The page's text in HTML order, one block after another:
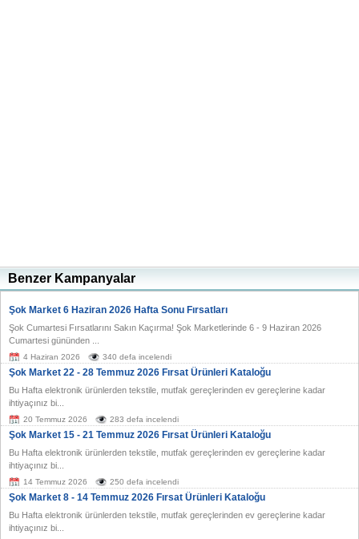
Benzer Kampanyalar
Şok Market 6 Haziran 2026 Hafta Sonu Fırsatları
Şok Cumartesi Fırsatlarını Sakın Kaçırma! Şok Marketlerinde 6 - 9 Haziran 2026
Cumartesi gününden ...
4 Haziran 2026 340 defa incelendi
Şok Market 22 - 28 Temmuz 2026 Fırsat Ürünleri Kataloğu
Bu Hafta elektronik ürünlerden tekstile, mutfak gereçlerinden ev gereçlerine kadar
ihtiyaçınız bi...
20 Temmuz 2026 283 defa incelendi
Şok Market 15 - 21 Temmuz 2026 Fırsat Ürünleri Kataloğu
Bu Hafta elektronik ürünlerden tekstile, mutfak gereçlerinden ev gereçlerine kadar
ihtiyaçınız bi...
14 Temmuz 2026 250 defa incelendi
Şok Market 8 - 14 Temmuz 2026 Fırsat Ürünleri Kataloğu
Bu Hafta elektronik ürünlerden tekstile, mutfak gereçlerinden ev gereçlerine kadar
ihtiyaçınız bi...